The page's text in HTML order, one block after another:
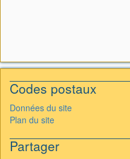
Codes postaux
Données du site
Plan du site
Partager